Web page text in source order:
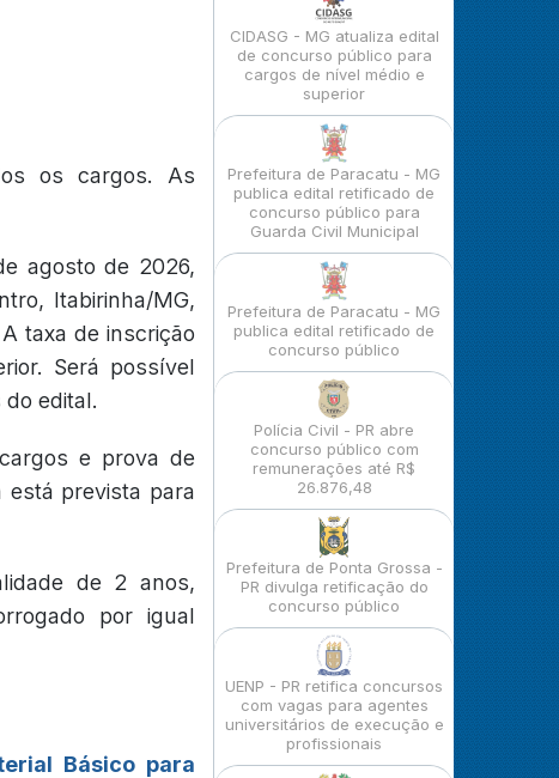
os cargos. As
agosto de 2026,
Itabirinha/MG,
taxa de inscrição
Será possível
edital.
e prova de
prevista para
de 2 anos,
por igual
Básico para
CIDASG - MG atualiza edital
de concurso público para
cargos de nível médio e
superior
Prefeitura de Paracatu - MG
publica edital retificado de
concurso público para
Guarda Civil Municipal
Prefeitura de Paracatu - MG
publica edital retificado de
concurso público
Polícia Civil - PR abre
concurso público com
remunerações até R$
26.876,48
Prefeitura de Ponta Grossa -
PR divulga retificação do
concurso público
UENP - PR retifica concursos
com vagas para agentes
universitários de execução e
profissionais